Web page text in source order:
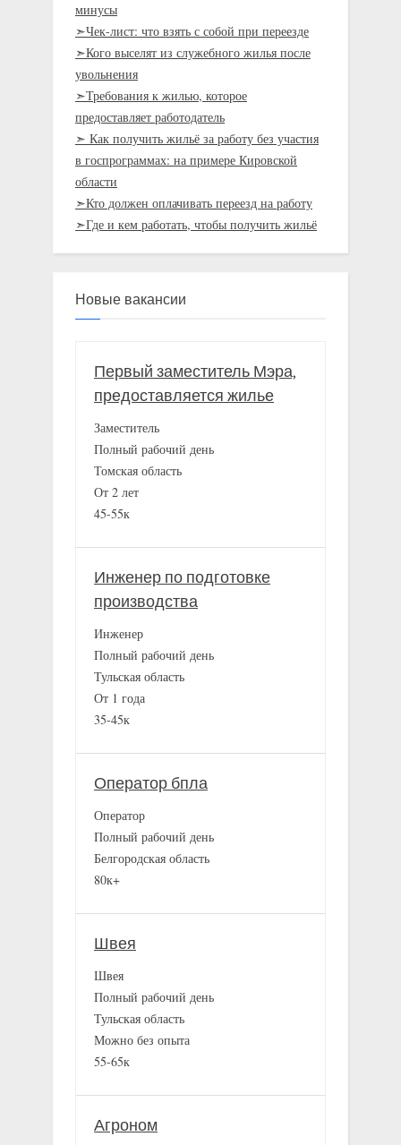
минусы
➣Чек-лист: что взять с собой при переезде
➣Кого выселят из служебного жилья после
увольнения
➣Требования к жилью, которое
предоставляет работодатель
➣ Как получить жильё за работу без участия
в госпрограммах: на примере Кировской
области
➣Кто должен оплачивать переезд на работу
➣Где и кем работать, чтобы получить жильё
Новые вакансии
Первый заместитель Мэра,
предоставляется жилье
Заместитель
Полный рабочий день
Томская область
От 2 лет
45-55к
Инженер по подготовке
производства
Инженер
Полный рабочий день
Тульская область
От 1 года
35-45к
Оператор бпла
Оператор
Полный рабочий день
Белгородская область
80к+
Швея
Швея
Полный рабочий день
Тульская область
Можно без опыта
55-65к
Агроном